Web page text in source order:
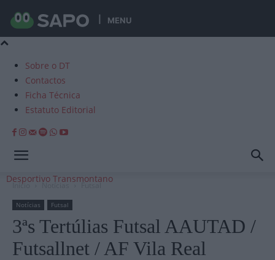
MENU
Sobre o DT
Contactos
Ficha Técnica
Estatuto Editorial
Desportivo Transmontano
Início Notícias Futsal
Notícias Futsal
3ªs Tertúlias Futsal AAUTAD /
Futsallnet / AF Vila Real